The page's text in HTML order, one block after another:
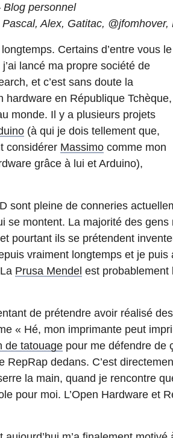
personnel
Alex, Gatitac,
Certains d’entre vous le
lancé ma propre société de
et c’est sans doute la
hardware en République Tchèque,
monde. Il y a plusieurs projets
(à qui je dois tellement que,
considérer Massimocomme mon
grâce à lui et Arduino),
sont pleine de conneries
montent. La majorité des gens
pourtant ils se prétendent
vraiment longtemps et je
Prusa Mendel est probablement
de prétendre avoir réalisé
« Hé, mon imprimante peut
de tatouagepour me défendre de
RepRap dedans. C’est
la main, quand je rencontre
pour moi. L’Open Hardware et